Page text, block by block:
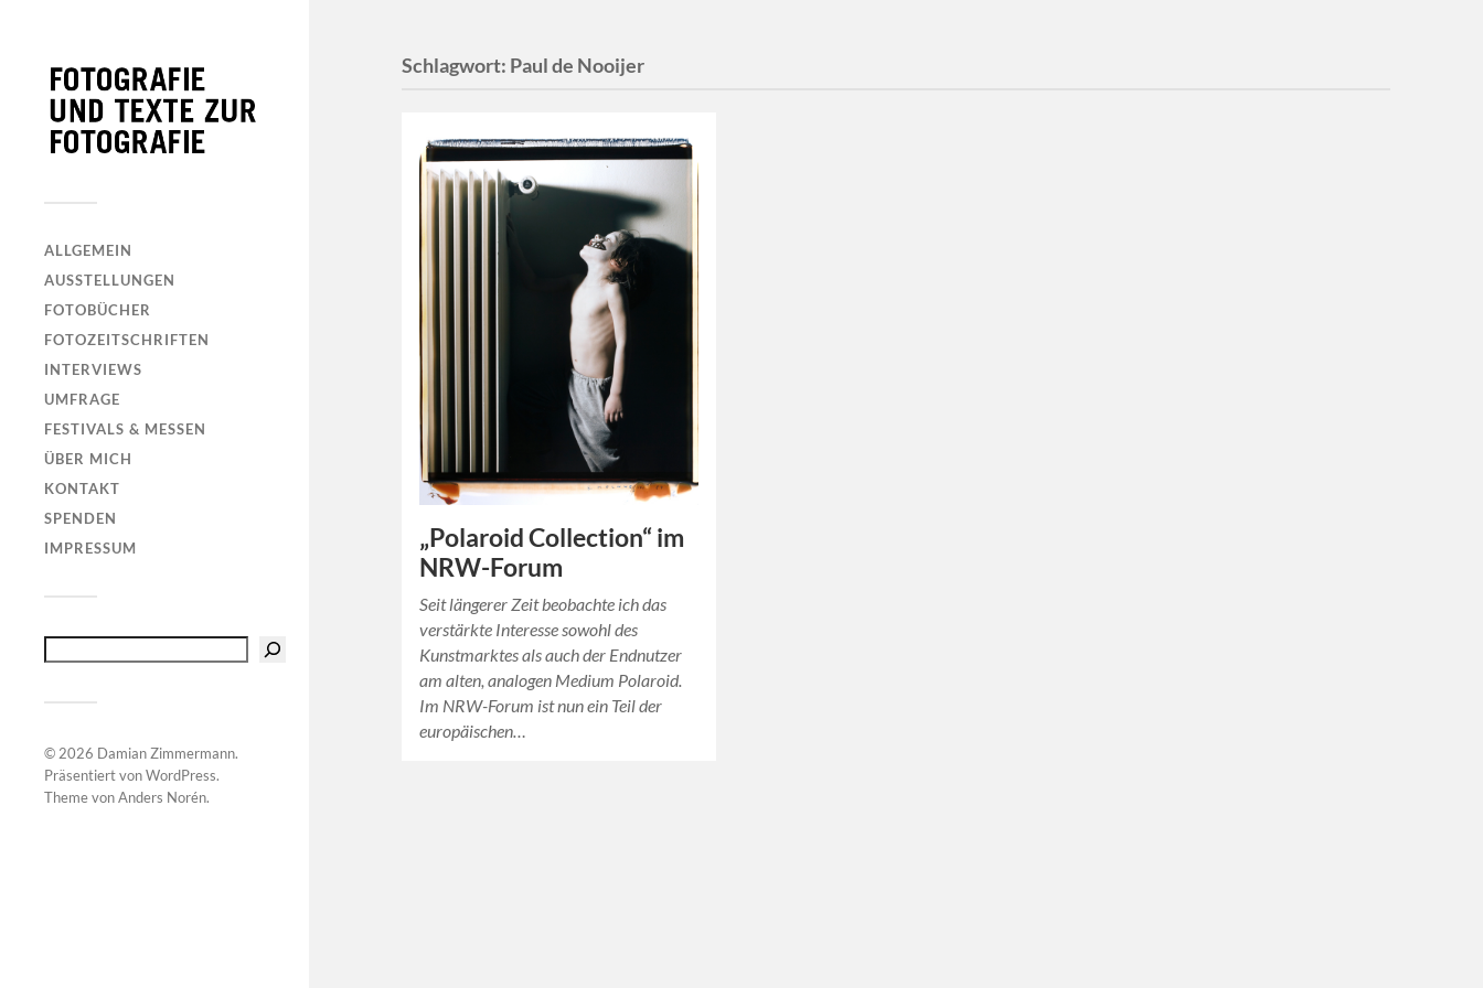
ALLGEMEIN
AUSSTELLUNGEN
FOTOBÜCHER
FOTOZEITSCHRIFTEN
INTERVIEWS
UMFRAGE
FESTIVALS & MESSEN
ÜBER MICH
KONTAKT
SPENDEN
IMPRESSUM
© 2026 Damian Zimmermann.
Präsentiert vonWordPress.
Theme vonAnders Norén.
Schlagwort: Paul de Nooijer
„Polaroid Collection“ im
NRW-Forum
Seit längerer Zeit beobachte ich das
verstärkte Interesse sowohl des
Kunstmarktes als auch der Endnutzer
am alten, analogen Medium Polaroid.
Im NRW-Forum ist nun ein Teil der
europäischen…